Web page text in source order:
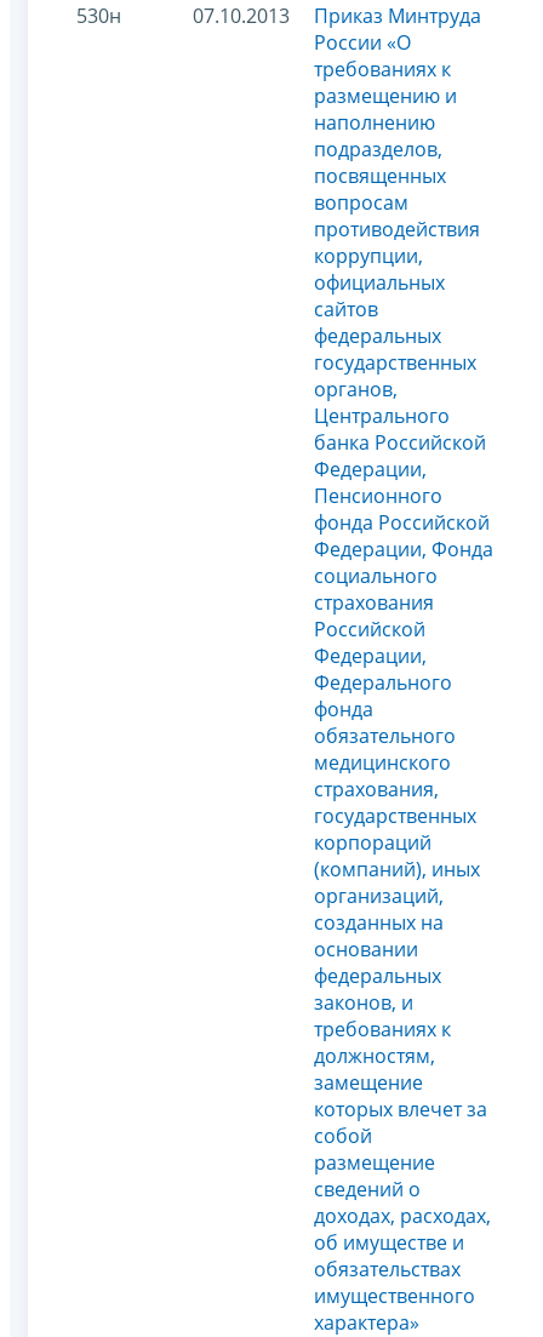
530н 07.10.2013
Приказ Минтруда
России «О
требованиях к
размещению и
наполнению
подразделов,
посвященных
вопросам
противодействия
коррупции,
официальных
сайтов
федеральных
государственных
органов,
Центрального
банка Российской
Федерации,
Пенсионного
фонда Российской
Федерации, Фонда
социального
страхования
Российской
Федерации,
Федерального
фонда
обязательного
медицинского
страхования,
государственных
корпораций
(компаний), иных
организаций,
созданных на
основании
федеральных
законов, и
требованиях к
должностям,
замещение
которых влечет за
собой
размещение
сведений о
доходах, расходах,
об имуществе и
обязательствах
имущественного
характера»